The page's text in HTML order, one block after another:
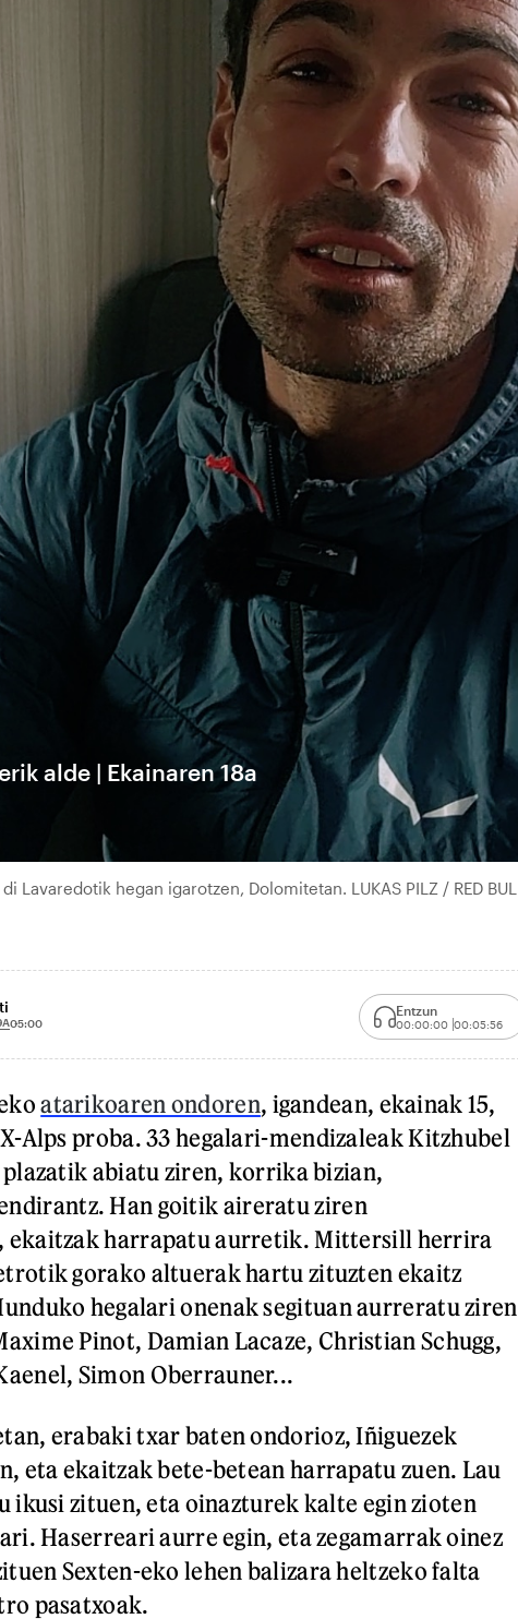
alde | Ekainaren 18a
Lavaredotik hegan igarotzen, Dolomitetan. LUKAS PILZ / RED
05:00
Entzun
00:00:00 00:05:56
atarikoaren ondoren, igandean, ekainak 15,
Alps proba. 33 hegalari-mendizaleak Kitzhubel
abiatu ziren, korrika bizian,
Han goitik aireratu ziren
ekaitzak harrapatu aurretik. Mittersill herrira
gorako altuerak hartu zituzten ekaitz
hegalari onenak segituan aurreratu
Pinot, Damian Lacaze, Christian Schugg,
Simon Oberrauner...
erabaki txar baten ondorioz, Iñiguezek
eta ekaitzak bete-betean harrapatu zuen. Lau
ikusi zituen, eta oinazturek kalte egin zioten
Haserreari aurre egin, eta zegamarrak oinez
Sexten-eko lehen balizara heltzeko falta
pasatxoak.